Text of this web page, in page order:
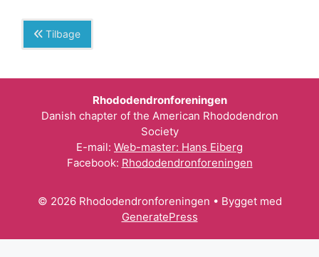
Tilbage
Rhododendronforeningen
Danish chapter of the American Rhododendron
Society
E-mail: Web-master: Hans Eiberg
Facebook: Rhododendronforeningen
© 2026 Rhododendronforeningen • Bygget med
GeneratePress